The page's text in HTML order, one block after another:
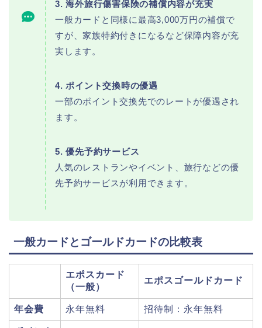
3. 海外旅行傷害保険の補償内容が充実
一般カードと同様に最高3,000万円の補償で
すが、家族特約付きになるなど保障内容が充
実します。
4. ポイント交換時の優遇
一部のポイント交換先でのレートが優遇され
ます。
5. 優先予約サービス
人気のレストランやイベント、旅行などの優
先予約サービスが利用できます。
一般カードとゴールドカードの比較表
エポスカード
（一般）
エポスゴールドカード
年会費 永年無料 招待制：永年無料